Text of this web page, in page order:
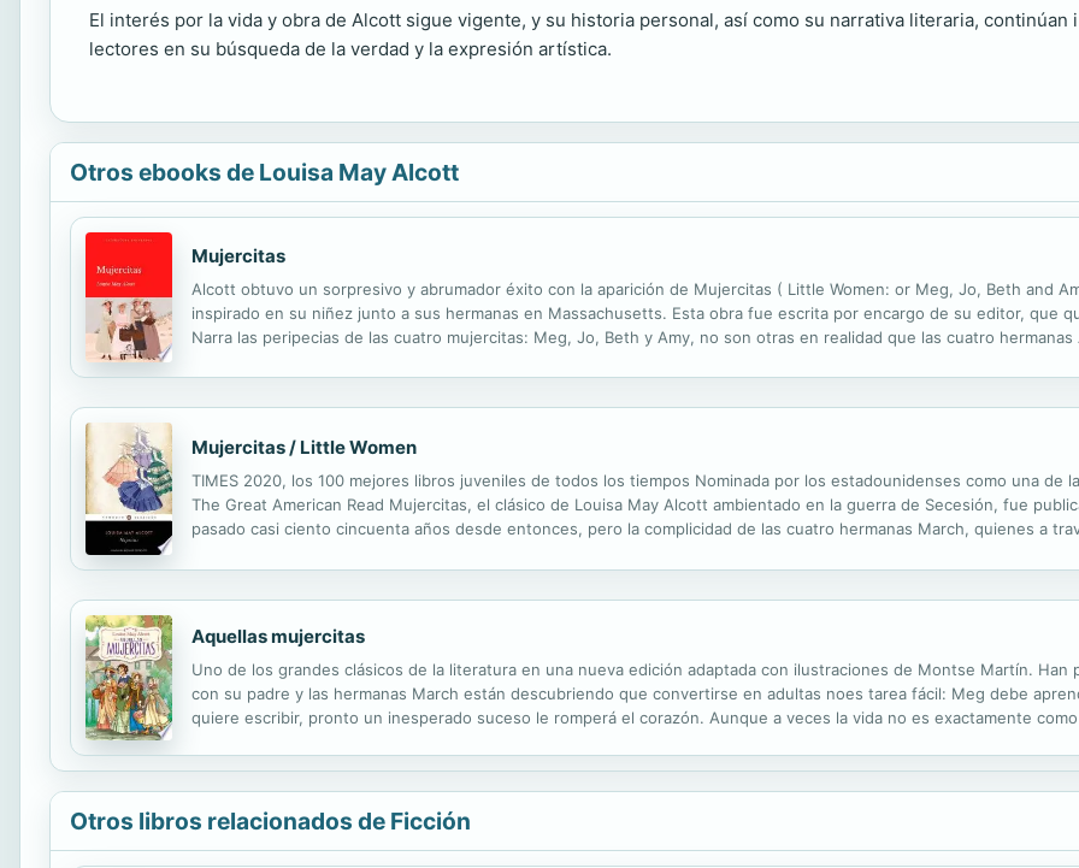
El interés por la vida y obra de Alcott sigue vigente, y su historia personal, así como su narrativa literaria,
lectores en su búsqueda de la verdad y la expresión artística.
Otros ebooks de Louisa May Alcott
Mujercitas
Alcott obtuvo un sorpresivo y abrumador éxito con la aparición de Mujercitas ( Little Women: or Meg, Jo, Beth and
inspirado en su niñez junto a sus hermanas en Massachusetts. Esta obra fue escrita por encargo de su editor, que
Narra las peripecias de las cuatro mujercitas: Meg, Jo, Beth y Amy, no son otras en realidad que las cuatro
Mujercitas / Little Women
TIMES 2020, los 100 mejores libros juveniles de todos los tiempos Nominada por los estadounidenses como una de
The Great American Read Mujercitas, el clásico de Louisa May Alcott ambientado en la guerra de Secesión, fue
pasado casi ciento cincuenta años desde entonces, pero la complicidad de las cuatro hermanas March, quienes a
Aquellas mujercitas
Uno de los grandes clásicos de la literatura en una nueva edición adaptada con ilustraciones de Montse Martín.
con su padre y las hermanas March están descubriendo que convertirse en adultas noes tarea fácil: Meg debe
quiere escribir, pronto un inesperado suceso le romperá el corazón. Aunque a veces la vida no es exactamente
Otros libros relacionados de Ficción